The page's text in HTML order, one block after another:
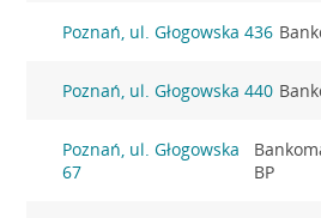
Poznań, ul. Głogowska 436
Poznań, ul. Głogowska 440
Poznań, ul. Głogowska
67
BP